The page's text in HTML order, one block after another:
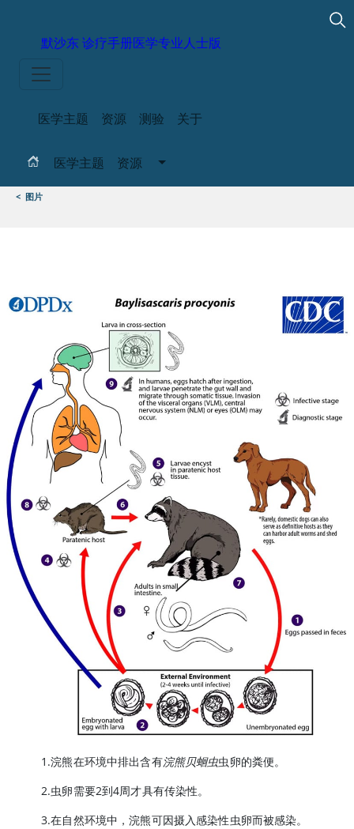
默沙东 诊疗手册医学专业人士版
医学主题 资源 测验 关于
医学主题 资源
< 图片
1.浣熊在环境中排出含有浣熊贝蛔虫虫卵的粪便。
2.虫卵需要2到4周才具有传染性。
3.在自然环境中，浣熊可因摄入感染性虫卵而被感染。